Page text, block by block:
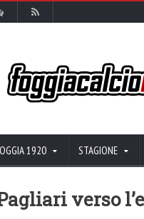
1920 STAGIONE
verso